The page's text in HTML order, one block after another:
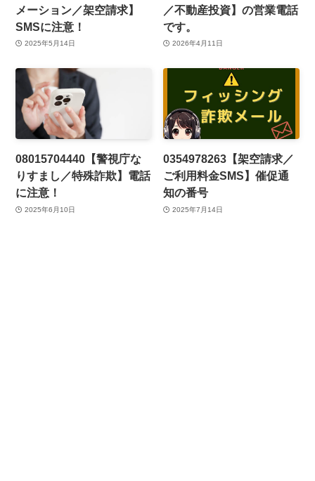
メーション／架空請求】
SMSに注意！
2025年5月14日
／不動産投資】の営業電話
です。
2026年4月11日
08015704440【警視庁な
りすまし／特殊詐欺】電話
に注意！
2025年6月10日
0354978263【架空請求／
ご利用料金SMS】催促通
知の番号
2025年7月14日